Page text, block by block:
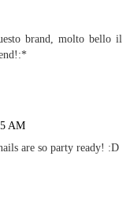
brand, molto bello il
AM
are so party ready! :D